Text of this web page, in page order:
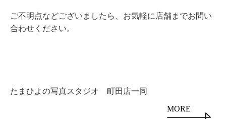
ご不明点などございましたら、お気軽に店舗までお問い
合わせください。
たまひよの写真スタジオ 町田店一同
MORE